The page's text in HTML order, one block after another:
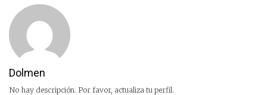
Dolmen
No hay descripción. Por favor, actualiza tu perfil.